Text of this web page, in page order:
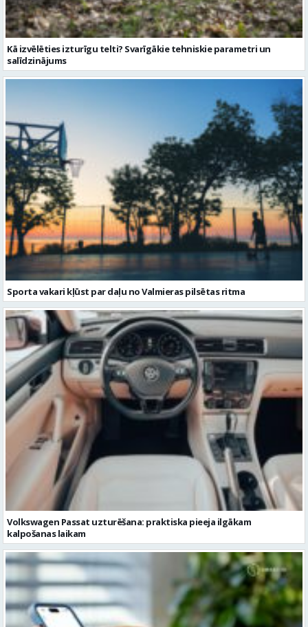
Kā izvēlēties izturīgu telti? Svarīgākie tehniskie parametri un
salīdzinājums
Sporta vakari kļūst par daļu no Valmieras pilsētas ritma
Volkswagen Passat uzturēšana: praktiska pieeja ilgākam
kalpošanas laikam